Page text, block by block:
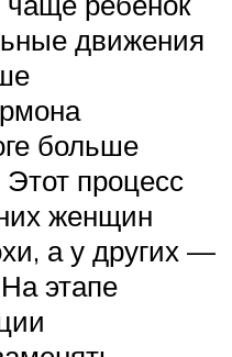
движения
больше
процесс
женщин
а у других —
этапе